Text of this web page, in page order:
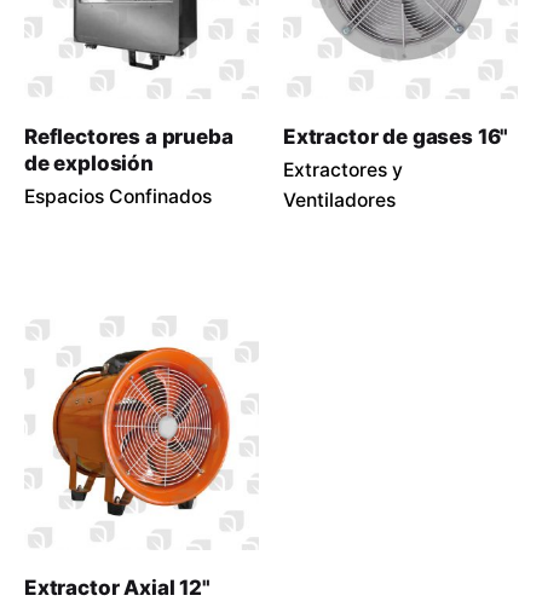
Reflectores a prueba
de explosión
Espacios Confinados
Extractor de gases 16"
Extractores y
Ventiladores
Extractor Axial 12"